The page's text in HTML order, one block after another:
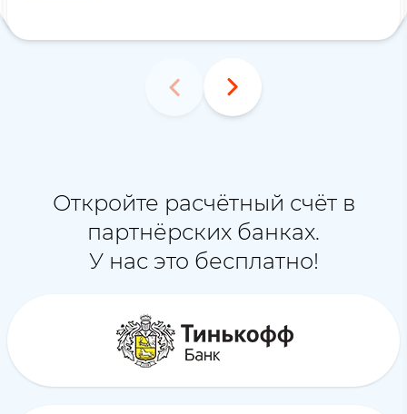
Откройте расчётный счёт в
партнёрских банках.
У нас это бесплатно!